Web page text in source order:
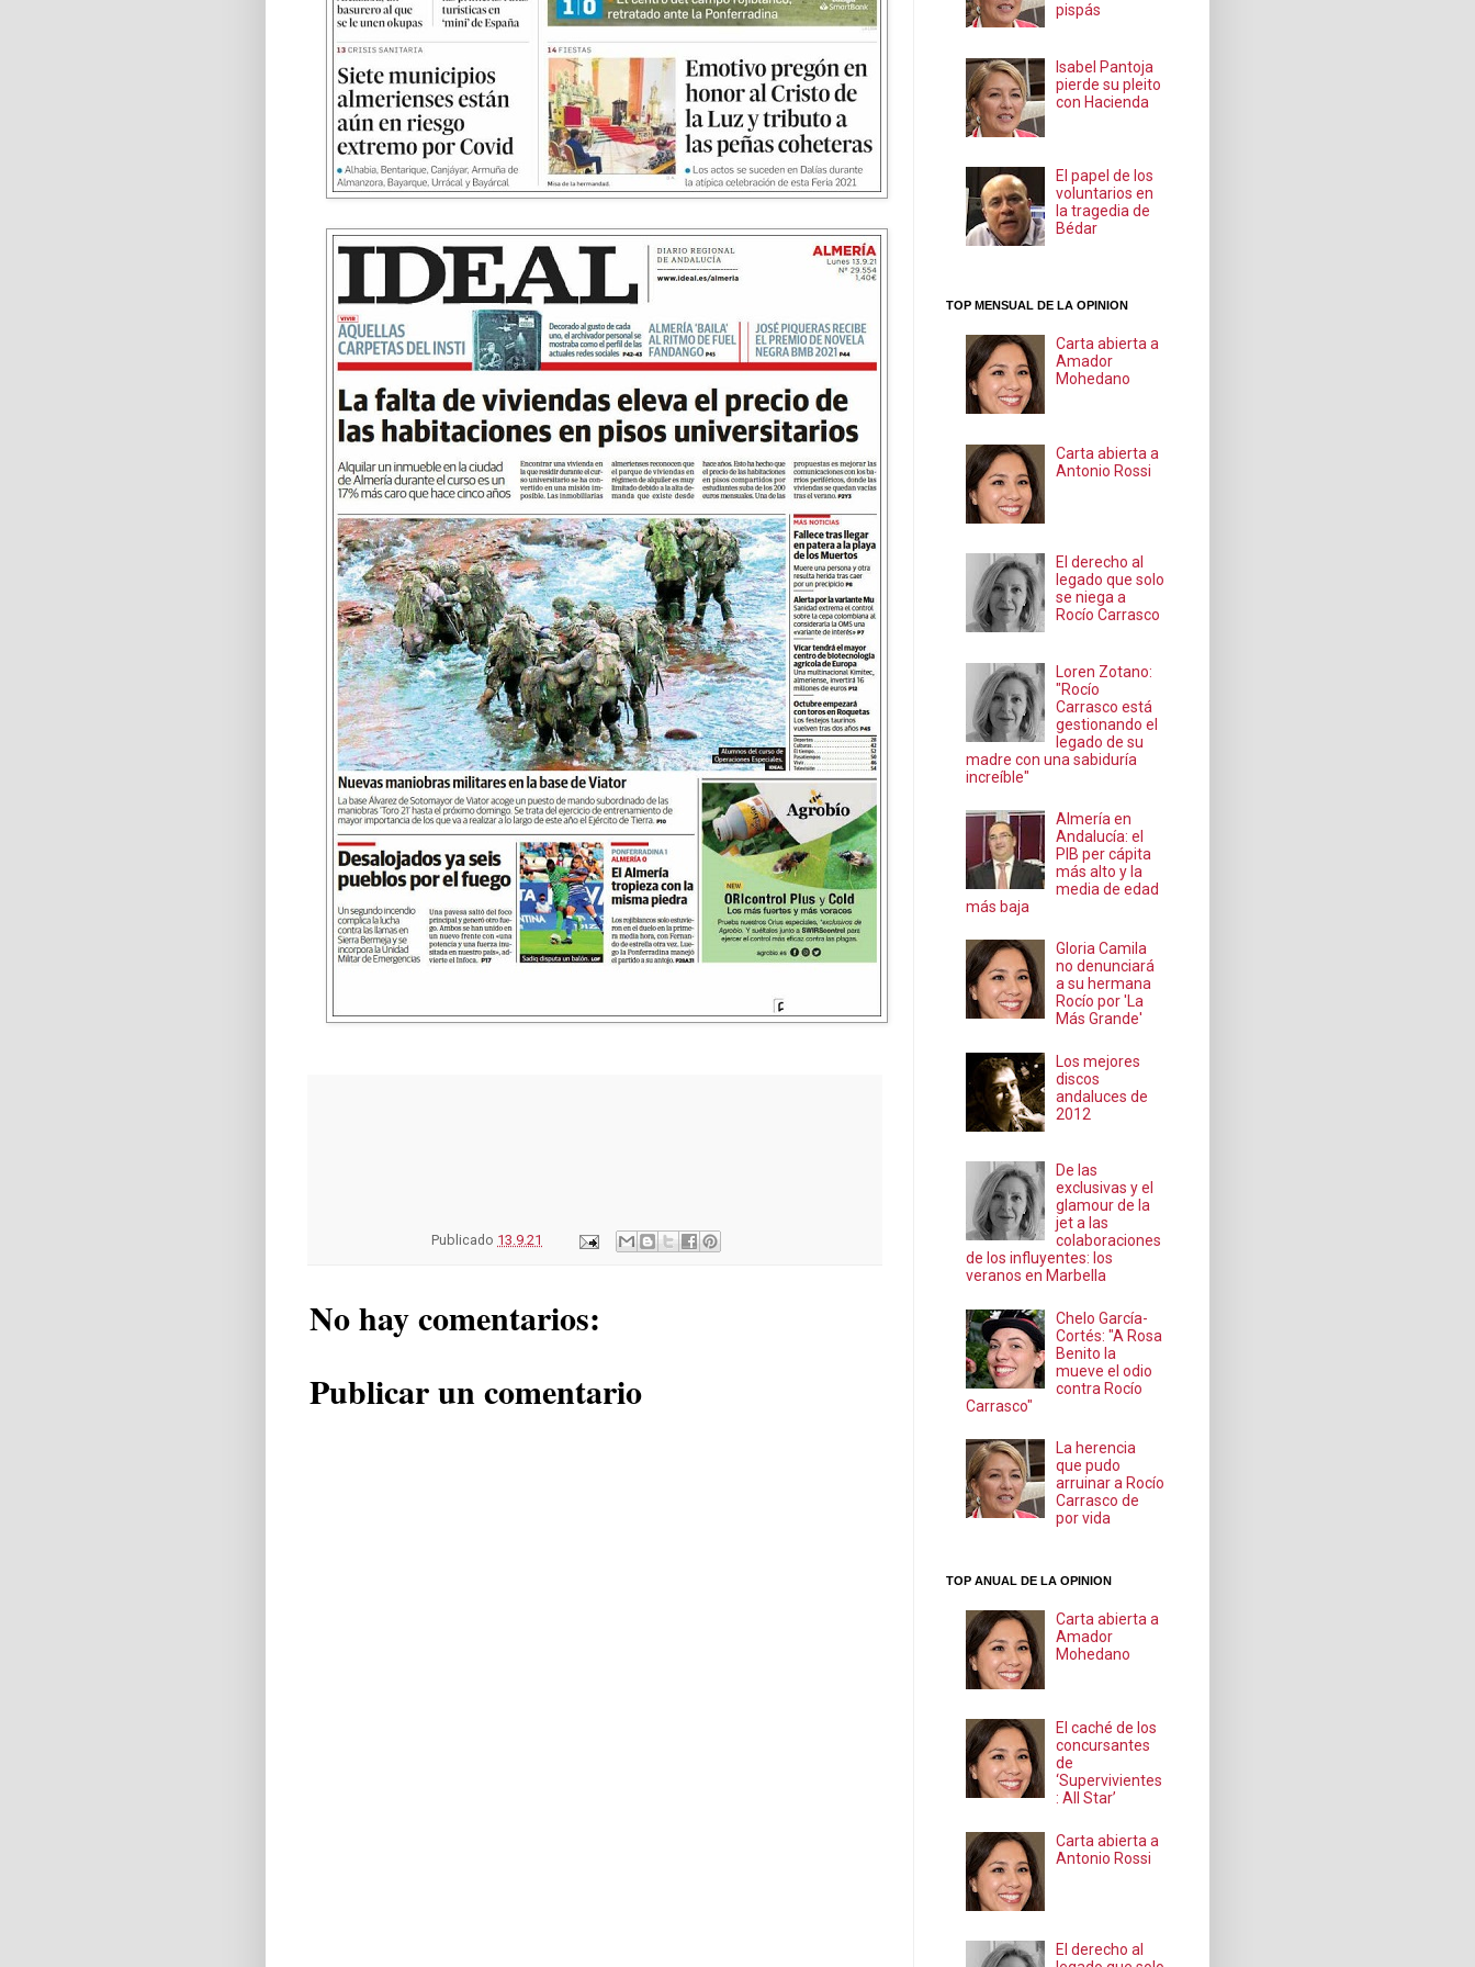
Publicado 13.9.21
No hay comentarios:
Publicar un comentario
pispás
Isabel Pantoja
pierde su pleito
con Hacienda
El papel de los
voluntarios en
la tragedia de
Bédar
TOP MENSUAL DE LA OPINION
Carta abierta a
Amador
Mohedano
Carta abierta a
Antonio Rossi
El derecho al
legado que solo
se niega a
Rocío Carrasco
Loren Zotano:
"Rocío
Carrasco está
gestionando el
legado de su
madre con una sabiduría
increíble"
Almería en
Andalucía: el
PIB per cápita
más alto y la
media de edad
más baja
Gloria Camila
no denunciará
a su hermana
Rocío por 'La
Más Grande'
Los mejores
discos
andaluces de
2012
De las
exclusivas y el
glamour de la
jet a las
colaboraciones
de los influyentes: los
veranos en Marbella
Chelo García-
Cortés: "A Rosa
Benito la
mueve el odio
contra Rocío
Carrasco"
La herencia
que pudo
arruinar a Rocío
Carrasco de
por vida
TOP ANUAL DE LA OPINION
Carta abierta a
Amador
Mohedano
El caché de los
concursantes
de
‘Supervivientes
: All Star’
Carta abierta a
Antonio Rossi
El derecho al